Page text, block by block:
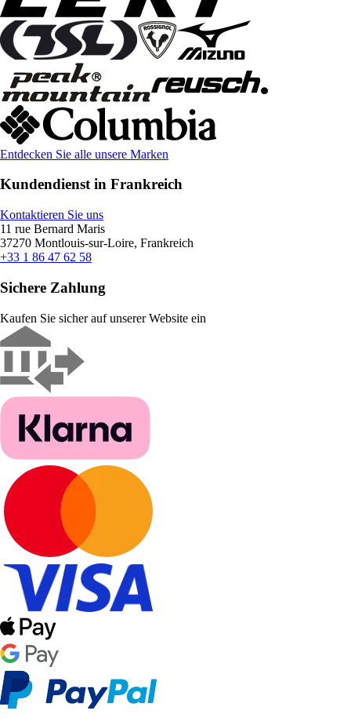
Entdecken Sie alle unsere Marken
Kundendienst in Frankreich
Kontaktieren Sie uns
11 rue Bernard Maris
37270 Montlouis-sur-Loire, Frankreich
+33 1 86 47 62 58
Sichere Zahlung
Kaufen Sie sicher auf unserer Website ein